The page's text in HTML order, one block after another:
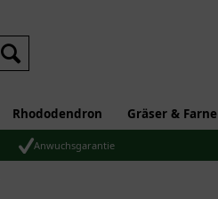
Rhododendron Gräser & Farne
Anwuchsgarantie